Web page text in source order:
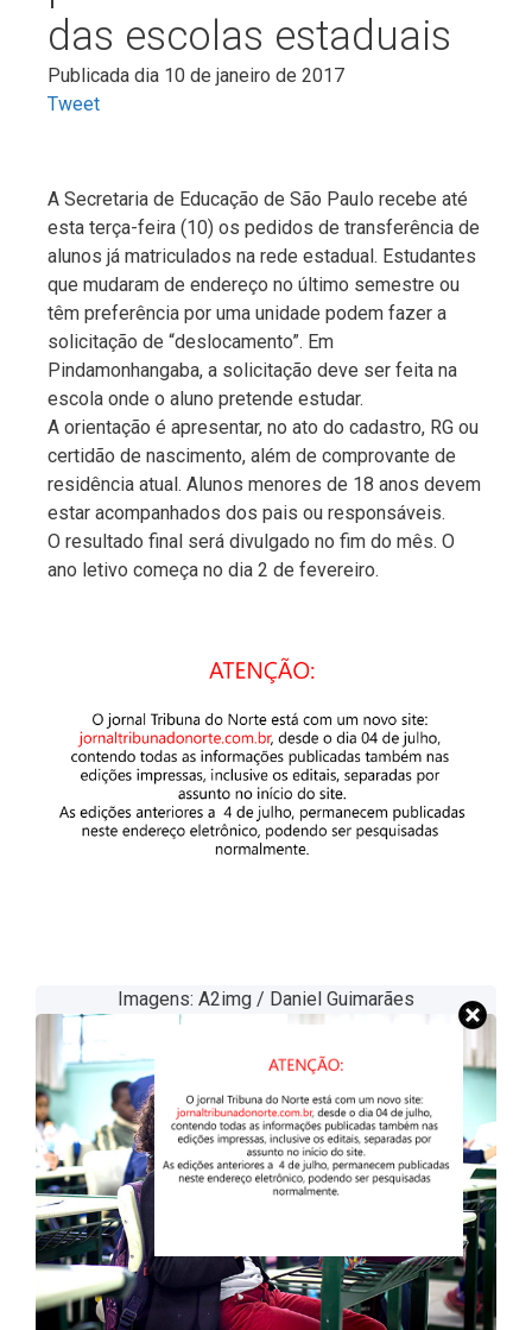
das escolas estaduais
Publicada dia 10 de janeiro de 2017
Tweet
A Secretaria de Educação de São Paulo recebe até
esta terça-feira (10) os pedidos de transferência de
alunos já matriculados na rede estadual. Estudantes
que mudaram de endereço no último semestre ou
têm preferência por uma unidade podem fazer a
solicitação de “deslocamento”. Em
Pindamonhangaba, a solicitação deve ser feita na
escola onde o aluno pretende estudar.
A orientação é apresentar, no ato do cadastro, RG ou
certidão de nascimento, além de comprovante de
residência atual. Alunos menores de 18 anos devem
estar acompanhados dos pais ou responsáveis.
O resultado final será divulgado no fim do mês. O
ano letivo começa no dia 2 de fevereiro.
Imagens: A2img / Daniel Guimarães